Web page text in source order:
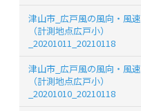
津山市_広戸風の風向・風速
（計測地点広戸小）
_20201011_20210118
津山市_広戸風の風向・風速
（計測地点広戸小）
_20201010_20210118